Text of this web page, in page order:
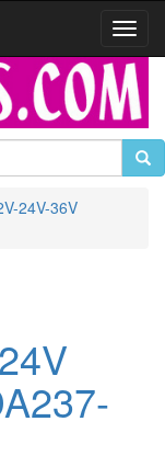
24V-36V